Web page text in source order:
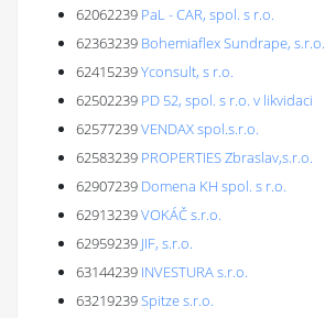
62062239 PaL - CAR, spol. s r.o.
62363239 Bohemiaflex Sundrape, s.r.o.
62415239Yconsult, s r.o.
62502239 PD 52, spol. s r.o. v likvidaci
62577239VENDAX spol.s.r.o.
62583239 PROPERTIES Zbraslav,s.r.o.
62907239 Domena KH spol. s r.o.
62913239VOKÁČ s.r.o.
62959239 JIF, s.r.o.
63144239 INVESTURA s.r.o.
63219239Spitze s.r.o.